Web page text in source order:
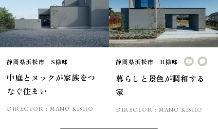
静岡県浜松市 S様邸
中庭とヌックが家族をつ
なぐ住まい
DIRECTOR : MANO KISHO
静岡県浜松市 N様邸
暮らしと景色が調和する
家
DIRECTOR : MANO KISHO